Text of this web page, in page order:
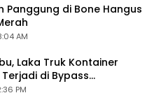
Panggung di Bone Hangus
AM
Laka Truk Kontainer
di Bypass
PM